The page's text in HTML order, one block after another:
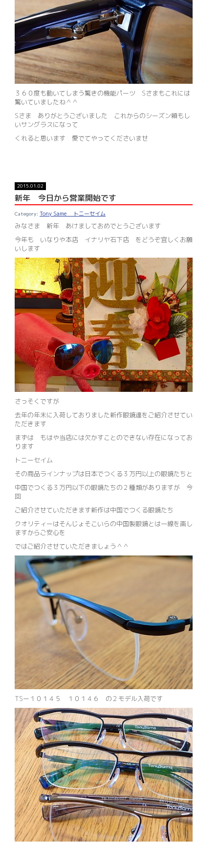
３６０度も動いてしまう驚きの機能パーツ Sさまもこれには
驚いていましたね＾＾
Sさま ありがとうございました これからのシーズン頼もし
いサングラスになって
くれると思います 愛でてやってくださいませ
2015.01.02
Tony Same トニーセイム
新年 今日から営業開始です
みなさま 新年 あけましておめでとうございます
今年も いなりや本店 イナリヤ石下店 をどうぞ宜しくお願
いします
さっそくですが
去年の年末に入荷しておりました新作眼鏡達をご紹介させてい
ただきます
まずは もはや当店には欠かすことのできない存在になってお
ります
トニーセイム
その商品ラインナップは日本でつくる３万円以上の眼鏡たちと
中国でつくる３万円以下の眼鏡たちの２種類がありますが 今
回
ご紹介させていただきます新作は中国でつくる眼鏡たち
クオリティーはそんじょそこいらの中国製眼鏡とは一線を画し
ますからご安心を
ではご紹介させていただきましょう＾＾
TSー１０１４５ １０１４６ の２モデル入荷です